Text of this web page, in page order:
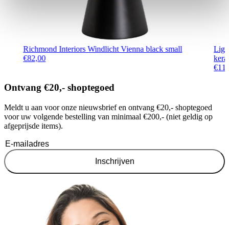
Richmond Interiors Windlicht Vienna black small
€82,00
€
Ontvang €20,- shoptegoed
Meldt u aan voor onze nieuwsbrief en ontvang €20,- shoptegoed
voor uw volgende bestelling van minimaal €200,- (niet geldig op
afgeprijsde items).
Inschrijven